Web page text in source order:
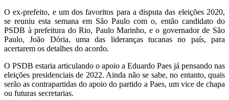
O ex-prefeito, e um dos favoritos para a disputa das eleições 2020,
se reuniu esta semana em São Paulo com o, então candidato do
PSDB à prefeitura do Rio, Paulo Marinho, e o governador de São
Paulo, João Dória, uma das lideranças tucanas no país, para
acertarem os detalhes do acordo.
O PSDB estaria articulando o apoio a Eduardo Paes já pensando nas
eleições presidenciais de 2022. Ainda não se sabe, no entanto, quais
serão as contrapartidas do apoio do partido a Paes, um vice de chapa
ou futuras secretarias.